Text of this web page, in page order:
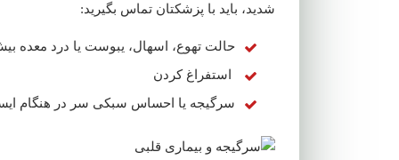
شدید، باید با پزشکتان تماس بگیرید:
حالت تهوع، اسهال، یبوست یا درد معده
استفراغ کردن
سرگیجه یا احساس سبکی سر در هنگام